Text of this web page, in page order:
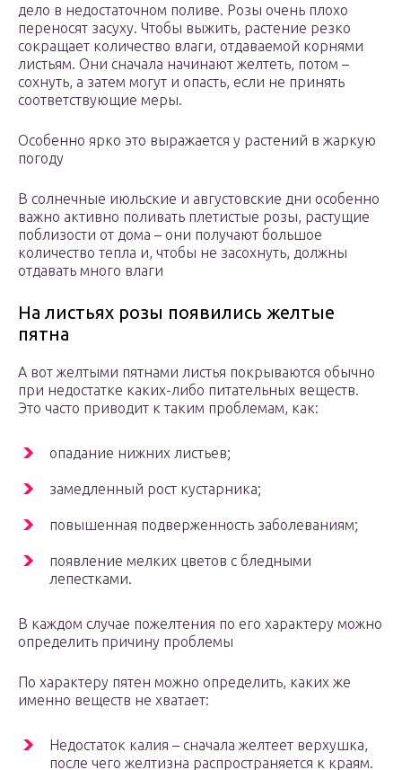
дело в недостаточном поливе. Розы очень плохо
переносят засуху. Чтобы выжить, растение резко
сокращает количество влаги, отдаваемой корнями
листьям. Они сначала начинают желтеть, потом –
сохнуть, а затем могут и опасть, если не принять
соответствующие меры.
Особенно ярко это выражается у растений в жаркую
погоду
В солнечные июльские и августовские дни особенно
важно активно поливать плетистые розы, растущие
поблизости от дома – они получают большое
количество тепла и, чтобы не засохнуть, должны
отдавать много влаги
На листьях розы появились желтые
пятна
А вот желтыми пятнами листья покрываются обычно
при недостатке каких-либо питательных веществ.
Это часто приводит к таким проблемам, как:
опадание нижних листьев;
замедленный рост кустарника;
повышенная подверженность заболеваниям;
появление мелких цветов с бледными
лепестками.
В каждом случае пожелтения по его характеру можно
определить причину проблемы
По характеру пятен можно определить, каких же
именно веществ не хватает:
Недостаток калия – сначала желтеет верхушка,
после чего желтизна распространяется к краям.